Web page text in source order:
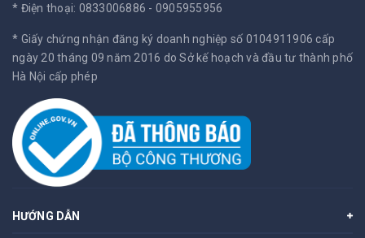
* Điện thoại: 0833006886 - 0905955956
* Giấy chứng nhận đăng ký doanh nghiệp số 0104911906 cấp
ngày 20 tháng 09 năm 2016 do Sở kế hoạch và đầu tư thành phố
Hà Nội cấp phép
HƯỚNG DẪN